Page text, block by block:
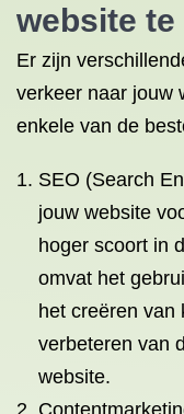
website
Er zijn
verkeer naar jouw
enkele van de
SEO (Search
jouw website
hoger scoort in
omvat het
het creëren van
verbeteren van
website.